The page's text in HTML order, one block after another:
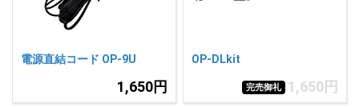
電源直結コード OP-9U
1,650円
OP-DLkit
完売御礼 1,650円